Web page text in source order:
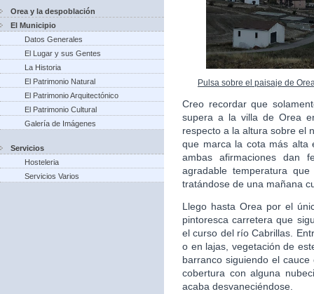
Orea y la despoblación
El Municipio
Datos Generales
El Lugar y sus Gentes
La Historia
El Patrimonio Natural
El Patrimonio Arquitectónico
El Patrimonio Cultural
Galería de Imágenes
Servicios
Hosteleria
Servicios Varios
Pulsa sobre el paisaje de
Creo recordar que
supera a la villa de Orea
respecto a la altura sobre el
que marca la cota más alta
ambas afirmaciones dan
agradable temperatura
tratándose de una mañana
Llego hasta Orea por el
pintoresca carretera que
el curso del río Cabrillas.
o en lajas, vegetación de
barranco siguiendo el
cobertura con alguna
acaba desvaneciéndose.